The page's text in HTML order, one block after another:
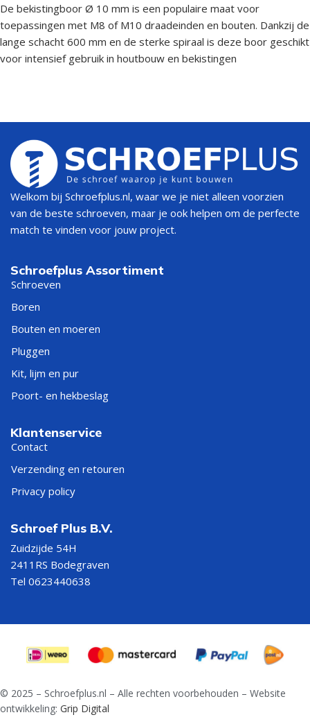
De bekistingboor Ø 10 mm is een populaire maat voor
toepassingen met M8 of M10 draadeinden en bouten. Dankzij de
lange schacht 600 mm en de sterke spiraal is deze boor geschikt
voor intensief gebruik in houtbouw en bekistingen
Welkom bij Schroefplus.nl, waar we je niet alleen voorzien
van de beste schroeven, maar je ook helpen om de perfecte
match te vinden voor jouw project.
Schroefplus Assortiment
Schroeven
Boren
Bouten en moeren
Pluggen
Kit, lijm en pur
Poort- en hekbeslag
Klantenservice
Contact
Verzending en retouren
Privacy policy
Schroef Plus B.V.
Zuidzijde 54H
2411RS Bodegraven
Tel 0623440638
© 2025 – Schroefplus.nl – Alle rechten voorbehouden – Website
ontwikkeling: Grip Digital